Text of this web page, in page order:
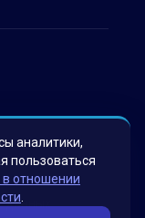
данных
аналитики,
пользоваться
в отношении